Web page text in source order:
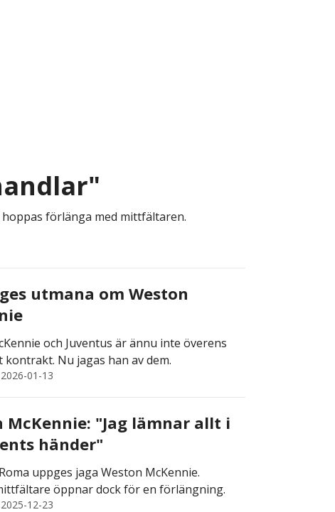
förlänga med mittfältaren.
utmana om Weston
och Juventus är ännu inte överens
Nu jagas han av dem.
2026-01-13
McKennie: "Jag lämnar allt i
händer"
uppges jaga Weston McKennie.
öppnar dock för en förlängning.
2025-12-23